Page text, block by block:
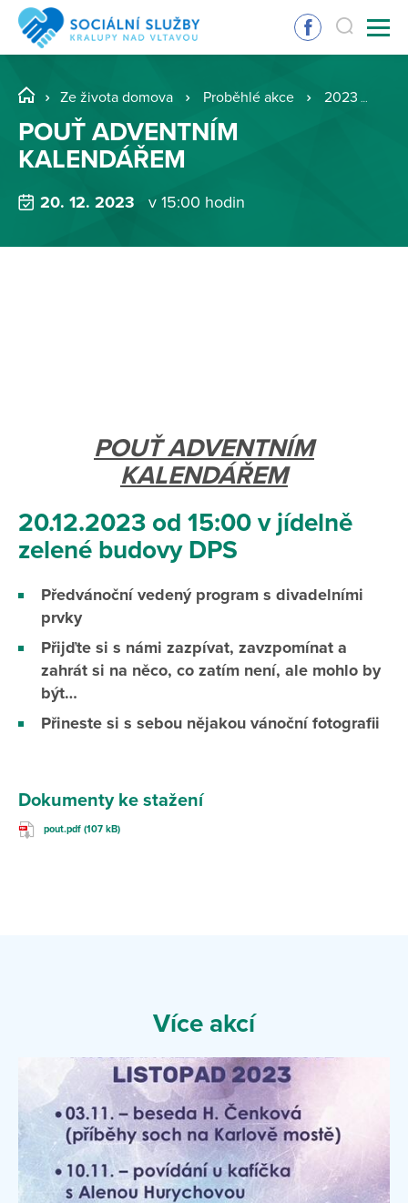
Ze života domova Proběhlé akce 2023
POUŤ ADVENTNÍM
KALENDÁŘEM
20. 12. 2023 v 15:00 hodin
POUŤ ADVENTNÍM
KALENDÁŘEM
20.12.2023 od 15:00 v jídelně
zelené budovy DPS
Předvánoční vedený program s divadelními
prvky
Přijďte si s námi zazpívat, zavzpomínat a
zahrát si na něco, co zatím není, ale mohlo by
být…
Přineste si s sebou nějakou vánoční fotografii
Dokumenty ke stažení
pout.pdf (107 kB)
Více akcí